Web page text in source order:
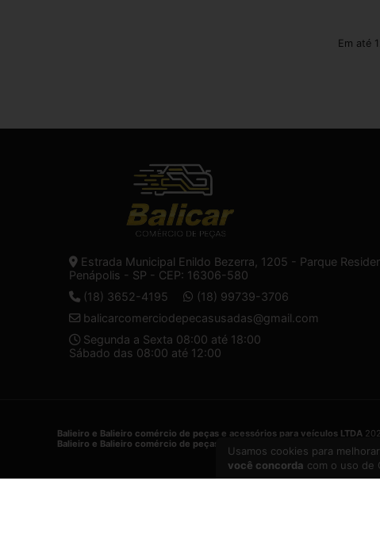
Em até
Estrada Municipal Enildo Bezerra, 1205 - Parque
Penápolis - SP - CEP: 16306-580
(18) 3652-4195
(18) 99739-3706
balicarcomerciodepecasusadas@gmail.com
Segunda a Sexta 08:00 até 18:00
Sábado das 08:00 até 12:00
Balieiro e Balieiro comércio de peças e acessórios para veículos LTDA
Balieiro e Balieiro comércio de peças e acessórios para veículos LTDA
Usamos cookies para
você concorda com o uso de